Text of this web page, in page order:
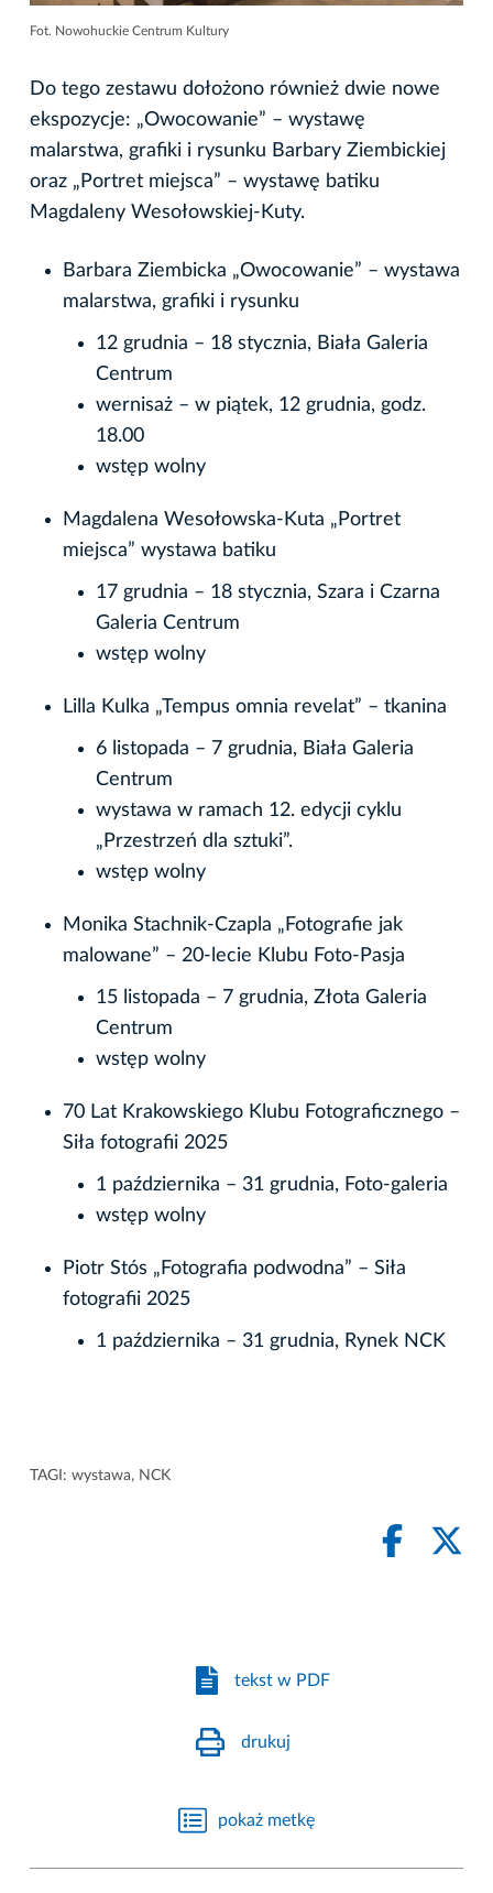
Fot. Nowohuckie Centrum Kultury
Do tego zestawu dołożono również dwie nowe
ekspozycje: „Owocowanie” – wystawę
malarstwa, grafiki i rysunku Barbary Ziembickiej
oraz „Portret miejsca” – wystawę batiku
Magdaleny Wesołowskiej-Kuty.
Barbara Ziembicka „Owocowanie” – wystawa
malarstwa, grafiki i rysunku
12 grudnia – 18 stycznia, Biała Galeria
Centrum
wernisaż – w piątek, 12 grudnia, godz.
18.00
wstęp wolny
Magdalena Wesołowska-Kuta „Portret
miejsca” wystawa batiku
17 grudnia – 18 stycznia, Szara i Czarna
Galeria Centrum
wstęp wolny
Lilla Kulka „Tempus omnia revelat” – tkanina
6 listopada – 7 grudnia, Biała Galeria
Centrum
wystawa w ramach 12. edycji cyklu
„Przestrzeń dla sztuki”.
wstęp wolny
Monika Stachnik-Czapla „Fotografie jak
malowane” – 20-lecie Klubu Foto-Pasja
15 listopada – 7 grudnia, Złota Galeria
Centrum
wstęp wolny
70 Lat Krakowskiego Klubu Fotograficznego –
Siła fotografii 2025
1 października – 31 grudnia, Foto-galeria
wstęp wolny
Piotr Stós „Fotografia podwodna” – Siła
fotografii 2025
1 października – 31 grudnia, Rynek NCK
TAGI: wystawa, NCK
tekst w PDF
drukuj
pokaż metkę